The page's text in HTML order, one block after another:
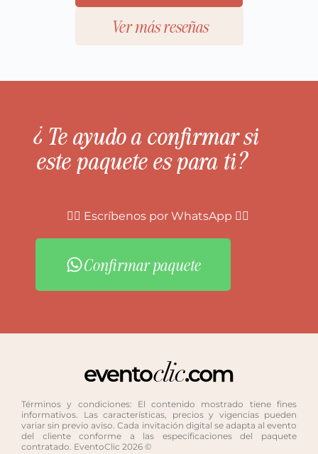
Ver más reseñas
¿Te ayudo a confirmar si
este paquete es para ti?
👇🏻 Escríbenos por WhatsApp 👇🏻
Confirmar paquete
Términos y condiciones: El contenido mostrado tiene fines
informativos. Las características, precios y vigencias pueden
variar sin previo aviso. Cada invitación digital se adapta al evento
del cliente conforme a las especificaciones del paquete
contratado. EventoClic 2026 ©